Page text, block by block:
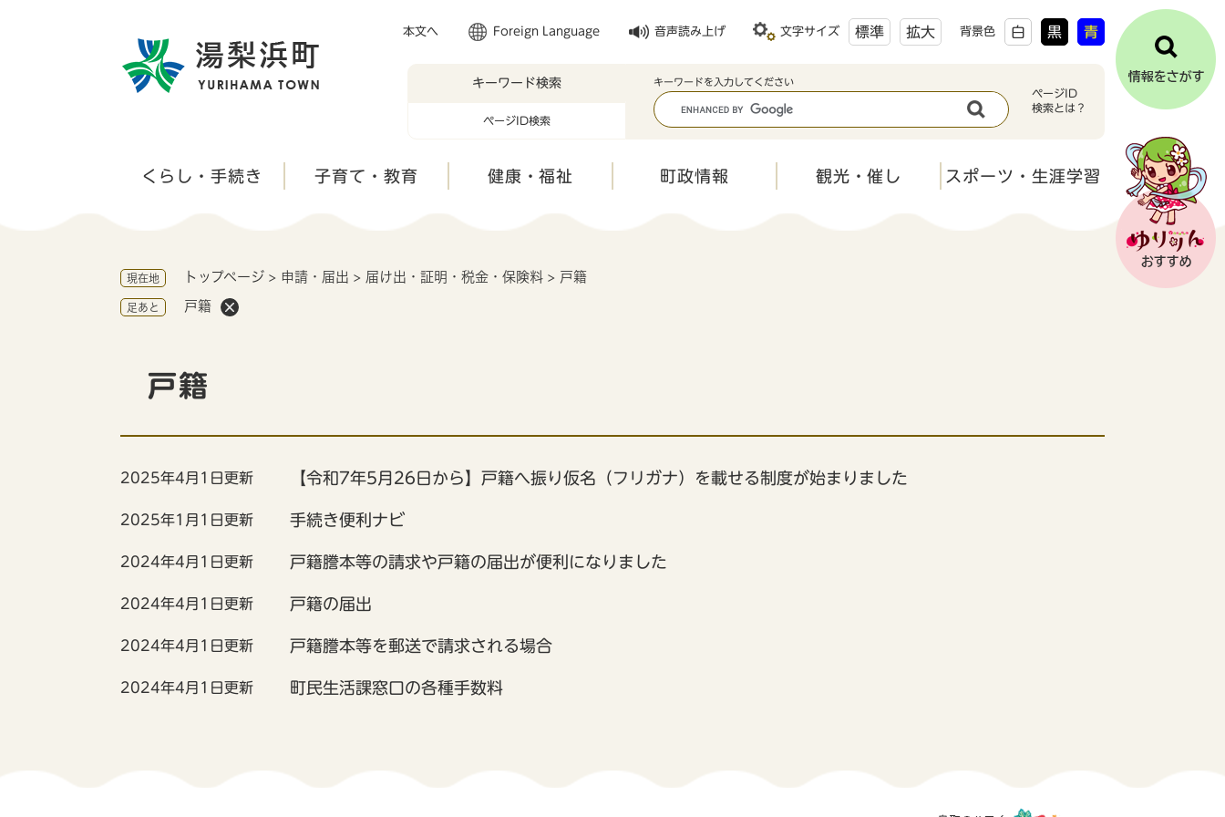
本文へ Foreign Language 音声読み上げ 文字サイズ 標準 拡大 背景色 白 黒 青
キーワード検索
ページID検索
キ
ー
ワ
ド
キーワードを入力してください
ページID
検索とは？
くらし・手続き 子育て・教育 健康・福祉 町政情報 観光・催し スポーツ・生涯学習
現在地 トップページ > 申請・届出 > 届け出・証明・税金・保険料 > 戸籍
足あと 戸籍
戸籍
2025年4月1日更新 【令和7年5月26日から】戸籍へ振り仮名（フリガナ）を載せる制度が始まりました
2025年1月1日更新 手続き便利ナビ
2024年4月1日更新 戸籍謄本等の請求や戸籍の届出が便利になりました
2024年4月1日更新 戸籍の届出
2024年4月1日更新 戸籍謄本等を郵送で請求される場合
2024年4月1日更新 町民生活課窓口の各種手数料